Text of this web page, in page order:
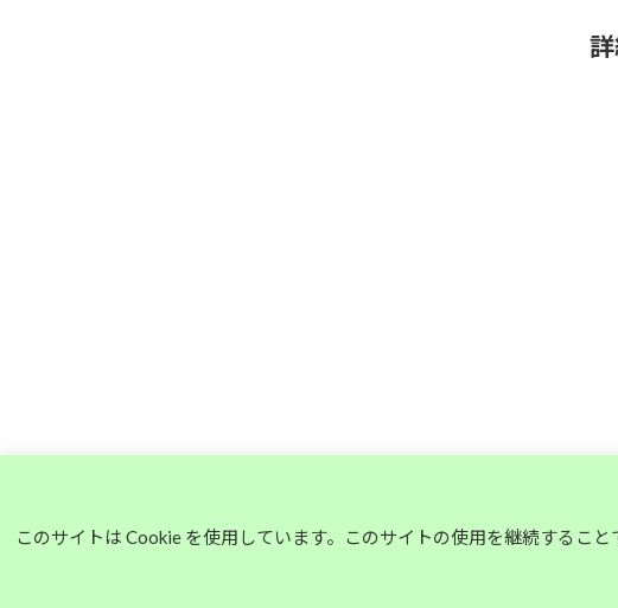
このサイトは Cookie を使用しています。このサイトの使用を継続するこ